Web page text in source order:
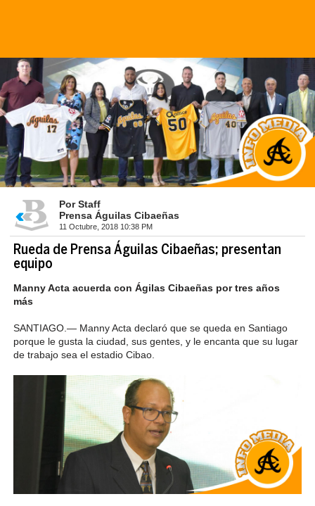
Por Staff
Prensa Águilas Cibaeñas
11 Octubre, 2018 10:38 PM
Rueda de Prensa Águilas Cibaeñas; presentan
equipo
Manny Acta acuerda con Ágilas Cibaeñas por tres años
más
SANTIAGO.— Manny Acta declaró que se queda en Santiago
porque le gusta la ciudad, sus gentes, y le encanta que su lugar
de trabajo sea el estadio Cibao.